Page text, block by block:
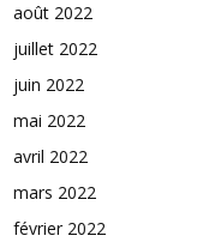
août 2022
juillet 2022
juin 2022
mai 2022
avril 2022
mars 2022
février 2022